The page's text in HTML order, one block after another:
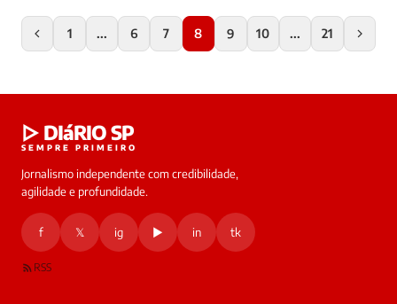
1 ... 6 7 8 9 10 ... 21
▷ DIáRIO SP
SEMPRE PRIMEIRO
Jornalismo independente com credibilidade,
agilidade e profundidade.
f 𝕏 ig ▶ in tk
RSS